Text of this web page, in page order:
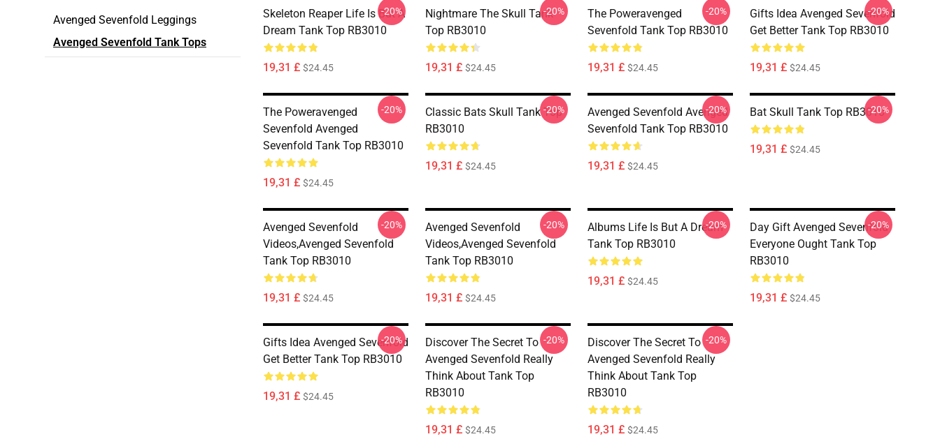
Avenged Sevenfold Leggings
Avenged Sevenfold Tank Tops
Skeleton Reaper Life Is But A
Dream Tank Top RB3010
19,31 £ $24.45
-20%
Nightmare The Skull Tank
Top RB3010
19,31 £ $24.45
-20%
The Poweravenged
Sevenfold Tank Top RB3010
19,31 £ $24.45
-20%
Gifts Idea Avenged Sevenfold
Get Better Tank Top RB3010
19,31 £ $24.45
-20%
The Poweravenged
Sevenfold Avenged
Sevenfold Tank Top RB3010
19,31 £ $24.45
-20%
Classic Bats Skull Tank Top
RB3010
19,31 £ $24.45
-20%
Avenged Sevenfold Avenged
Sevenfold Tank Top RB3010
19,31 £ $24.45
-20% Bat Skull Tank Top RB3010
19,31 £ $24.45
-20%
Avenged Sevenfold
Videos,avenged Sevenfold
Tank Top RB3010
19,31 £ $24.45
-20%
Avenged Sevenfold
Videos,avenged Sevenfold
Tank Top RB3010
19,31 £ $24.45
-20%
Albums Life Is But A Dream
Tank Top RB3010
19,31 £ $24.45
-20%
Day Gift Avenged Sevenfold
Everyone Ought Tank Top
RB3010
19,31 £ $24.45
-20%
Gifts Idea Avenged Sevenfold
Get Better Tank Top RB3010
19,31 £ $24.45
-20%
Discover The Secret To
Avenged Sevenfold Really
Think About Tank Top
RB3010
19,31 £ $24.45
-20%
Discover The Secret To
Avenged Sevenfold Really
Think About Tank Top
RB3010
19,31 £ $24.45
-20%